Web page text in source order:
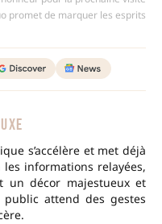
promet de marquer les esprits
s’accélère et met déjà
les informations relayées,
un décor majestueux et
attend des gestes